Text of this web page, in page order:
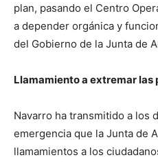
plan, pasando el Centro
a depender orgánica y
del Gobierno de la Junta de
Llamamiento a extremar las
Navarro ha transmitido a los
emergencia que la Junta de
llamamientos a los